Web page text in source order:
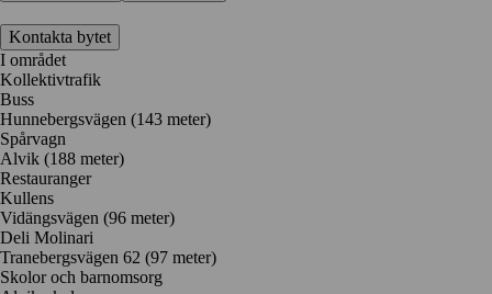
Kontakta bytet
I området
Kollektivtrafik
Buss
Hunnebergsvägen (143 meter)
Spårvagn
Alvik (188 meter)
Restauranger
Kullens
Vidängsvägen (96 meter)
Deli Molinari
Tranebergsvägen 62 (97 meter)
Skolor och barnomsorg